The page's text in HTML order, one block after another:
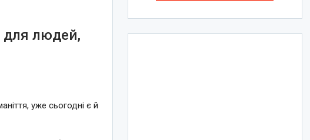
для людей,
уже сьогодні є й